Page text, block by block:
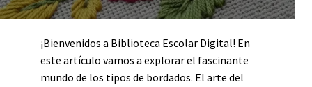
¡Bienvenidos a Biblioteca Escolar Digital! En
este artículo vamos a explorar el fascinante
mundo de los tipos de bordados. El arte del